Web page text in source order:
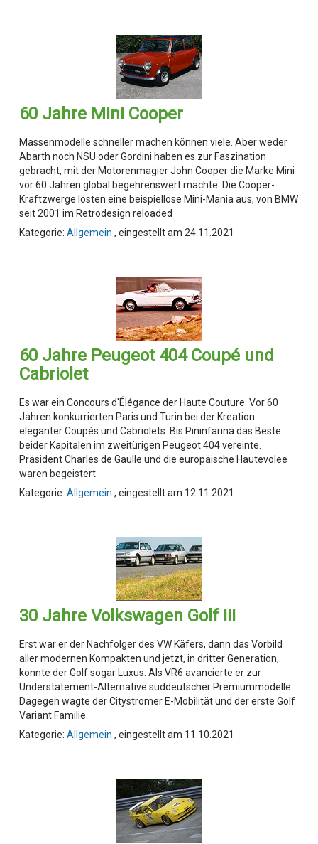
60 Jahre Mini Cooper
Massenmodelle schneller machen können viele. Aber weder
Abarth noch NSU oder Gordini haben es zur Faszination
gebracht, mit der Motorenmagier John Cooper die Marke Mini
vor 60 Jahren global begehrenswert machte. Die Cooper-
Kraftzwerge lösten eine beispiellose Mini-Mania aus, von BMW
seit 2001 im Retrodesign reloaded
Kategorie: Allgemein , eingestellt am 24.11.2021
60 Jahre Peugeot 404 Coupé und
Cabriolet
Es war ein Concours d'Élégance der Haute Couture: Vor 60
Jahren konkurrierten Paris und Turin bei der Kreation
eleganter Coupés und Cabriolets. Bis Pininfarina das Beste
beider Kapitalen im zweitürigen Peugeot 404 vereinte.
Präsident Charles de Gaulle und die europäische Hautevolee
waren begeistert
Kategorie: Allgemein , eingestellt am 12.11.2021
30 Jahre Volkswagen Golf III
Erst war er der Nachfolger des VW Käfers, dann das Vorbild
aller modernen Kompakten und jetzt, in dritter Generation,
konnte der Golf sogar Luxus: Als VR6 avancierte er zur
Understatement-Alternative süddeutscher Premiummodelle.
Dagegen wagte der Citystromer E-Mobilität und der erste Golf
Variant Familie.
Kategorie: Allgemein , eingestellt am 11.10.2021